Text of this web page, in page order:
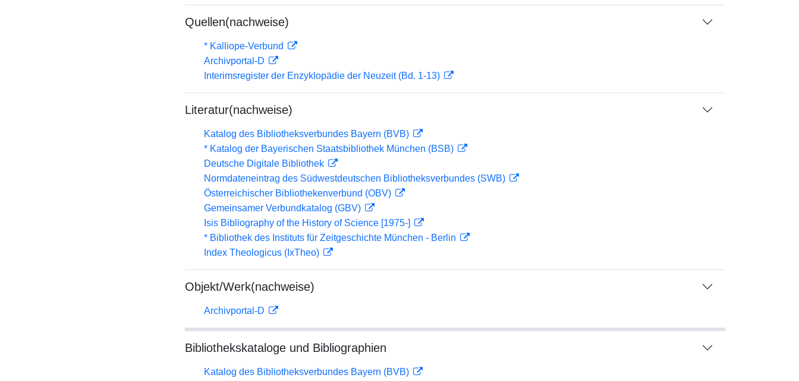
Quellen(nachweise)
* Kalliope-Verbund
Archivportal-D
Interimsregister der Enzyklopädie der Neuzeit (Bd. 1-13)
Literatur(nachweise)
Katalog des Bibliotheksverbundes Bayern (BVB)
* Katalog der Bayerischen Staatsbibliothek München (BSB)
Deutsche Digitale Bibliothek
Normdateneintrag des Südwestdeutschen Bibliotheksverbundes (SWB)
Österreichischer Bibliothekenverbund (OBV)
Gemeinsamer Verbundkatalog (GBV)
Isis Bibliography of the History of Science [1975-]
* Bibliothek des Instituts für Zeitgeschichte München - Berlin
Index Theologicus (IxTheo)
Objekt/Werk(nachweise)
Archivportal-D
Bibliothekskataloge und Bibliographien
Katalog des Bibliotheksverbundes Bayern (BVB)